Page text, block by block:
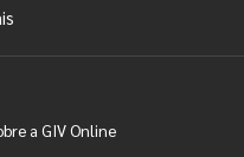
a GIV Online